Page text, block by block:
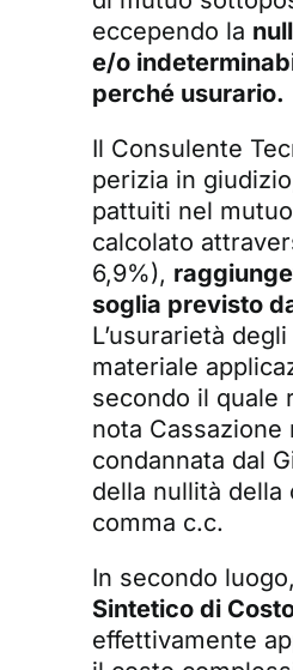
eccependo la
e/o
perché usurario.
Il Consulente
perizia in
pattuiti nel
calcolato
6,9%),
soglia previsto
L’usurarietà
materiale
secondo il quale
nota
condannata dal
della nullità della
comma c.c.
In secondo
Sintetico di
effettivamente